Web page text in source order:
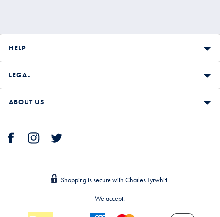
HELP
LEGAL
ABOUT US
Shopping is secure with Charles Tyrwhitt.
We accept: